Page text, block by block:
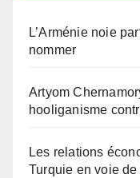
L’Arménie noie
nommer
Artyom
hooliganisme
Les relations
Turquie en voie